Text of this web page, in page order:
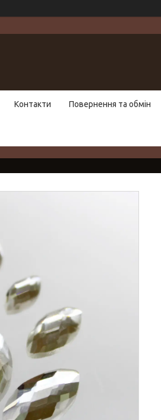
Контакти Повернення та обмін